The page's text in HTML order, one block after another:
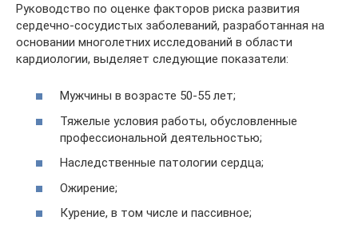
Руководство по оценке факторов риска развития
сердечно-сосудистых заболеваний, разработанная на
основании многолетних исследований в области
кардиологии, выделяет следующие показатели:
Мужчины в возрасте 50-55 лет;
Тяжелые условия работы, обусловленные
профессиональной деятельностью;
Наследственные патологии сердца;
Ожирение;
Курение, в том числе и пассивное;